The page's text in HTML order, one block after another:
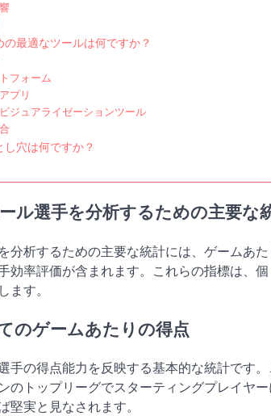
最適なツールは何ですか？
フォーム
プリ
ジュアライゼーションツール
穴は何ですか？
ル選手を分析するための主要な
分析するための主要な統計には、ゲームあ
効率評価が含まれます。これらの指標は、
ます。
のゲームあたりの得点
手の得点能力を反映する基本的な統計です
のトップリーグでスターティングプレイヤ
堅実と見なされます。